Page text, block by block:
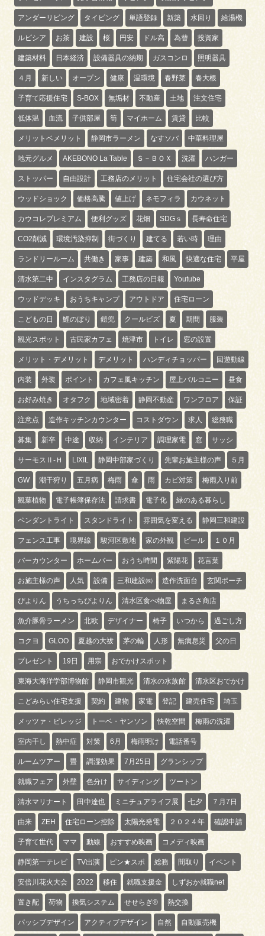
アンダーリビング タイピング 単語登録 新築 水回り 給湯機
ルピシア お茶 建設 桜 円安 ドル高 為替 投資家
建築材料 日本経済 設備器具の納期 ガスコンロ 照明器具
４月 新しい オープン 健康 温環境 春野菜 春大根
子育て応援住宅 S-BOX 無垢材 不動産 土地 注文住宅
低体温 血流 子供部屋 筍 マイホーム 賃貸 比較
メリットベメリット 静岡市ラーメン なすソバ 中華料理屋
地元グルメ AKEBONO La Table Ｓ－ＢＯＸ 洗濯 ハンガー
ストッパー 自由設計 工務店のメリット 住宅会社の選び方
ウッドショック 価格高騰 値上げ ネモフィラ カウネット
カウコレプレミアム 便利グッズ 花畑 SDGｓ 長寿命住宅
CO2削減 環境汚染抑制 街づくり 建てる 若い時 理由
ランドリールーム 共働き 家事 建築 和風 快適な住宅 平屋
清水第二中 インスタグラム 工務店の日報 Youtube
ウッドデッキ おうちキャンプ アウトドア 住宅ローン
こどもの日 鯉のぼり 鎧兜 クールビズ 夏 期間 服装
観光スポット 古民家カフェ 焼津市 トイレ 窓の設置
メリット・デメリット デメリット ハンディチョッパー 回遊動線
内装 外装 ポイント カフェ風キッチン 屋上バルコニー 昼食
お好み焼き オタフク 地域密着 静岡不動産 ワンフロア 保証
注意点 造作キッチンカウンター コストダウン 求人 総務職
募集 新卒 中途 収納 インテリア 調理家電 窓 サッシ
サーモスⅡ-Ｈ LIXIL 静岡中部家づくり 先輩お施主様の声 ５月
GW 潮干狩り 五月病 梅雨 傘 雨 カビ対策 梅雨入り前
観葉植物 電子帳簿保存法 請求書 電子化 緑のある暮らし
ペンダントライト スタンドライト 雰囲気を変える 静岡三和建設
フェンス工事 境界線 駿河区敷地 家の外観 ビール １０月
バーカウンター ホームバー おうち時間 紫陽花 花言葉
お施主様の声 人気 設備 三和建設㈱ 造作洗面台 玄関ポーチ
ぴよりん うちっちぴよりん 清水区食べ物屋 まるさ商店
魚介豚骨ラーメン 北欧 デザイナー 椅子 いつから 過ごし方
コクヨ GLOO 夏越の大祓 茅の輪 人形 無病息災 父の日
プレゼント 19日 用宗 おでかけスポット
東海大海洋学部博物館 静岡市観光 清水の水族館 清水区おでかけ
こどみらい住宅支援 契約 建物 家電 登記 建売住宅 埼玉
メッツァ・ビレッジ トーベ・ヤンソン 快乾空間 梅雨の洗濯
室内干し 熱中症 対策 6月 梅雨明け 電話番号
ルームツアー 畳 調湿効果 7月25日 グランシップ
就職フェア 外壁 色分け サイディング ツートン
清水マリナート 田中達也 ミニチュアライフ展 七夕 ７月7日
由来 ZEH 住宅ローン控除 太陽光発電 ２０２４年 確認申請
子育て世代 ママ 動線 おすすめ映画 コメディ映画
静岡第一テレビ TV出演 ピン★スポ 総務 間取り イベント
安倍川花火大会 2022 移住 就職支援金 しずおか就職net
置き配 荷物 換気システム せせらぎ® 熱交換
パッシブデザイン アクティブデザイン 自然 自動販売機